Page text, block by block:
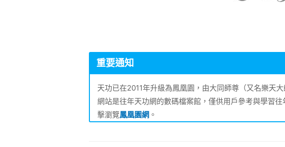
重要通知
天功已在2011年升級為鳳凰園，由大同師尊（又名樂天
網站是往年天功網的數碼檔案館，僅供用戶參考與學習
擊瀏覽鳳凰園網 。